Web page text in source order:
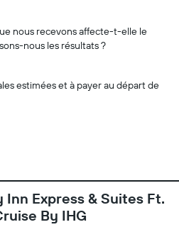
nous recevons affecte-t-elle le
nous les résultats ?
estimées et à payer au départ de
Express & Suites Ft.
By IHG